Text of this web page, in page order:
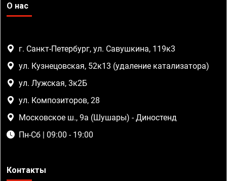
О нас
г. Санкт-Петербург, ул. Савушкина, 119к3
ул. Кузнецовская, 52к13 (удаление катализатора)
ул. Лужская, 3к2Б
ул. Композиторов, 28
Московское ш., 9а (Шушары) - Диностенд
Пн-Сб | 09:00 - 19:00
Контакты